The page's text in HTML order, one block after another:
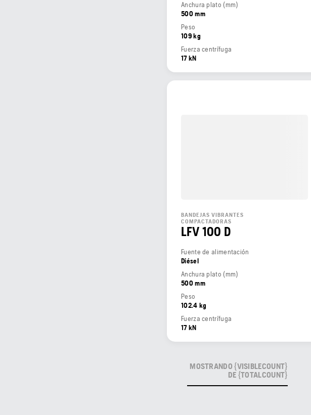
Anchura plato (mm)
500 mm
Peso
109 kg
Fuerza centrífuga
17 kN
BANDEJAS VIBRANTES
COMPACTADORAS
LFV 100 D
Fuente de alimentación
Diésel
Anchura plato (mm)
500 mm
Peso
102.4 kg
Fuerza centrífuga
17 kN
MOSTRANDO {VISIBLECOUNT}
DE {TOTALCOUNT}